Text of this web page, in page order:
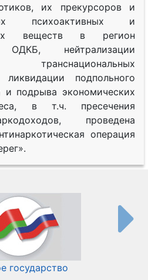
их прекурсоров и
психоактивных и
веществ в регион
ОДКБ, нейтрализации
транснациональных
ликвидации подпольного
и подрыва экономических
в т.ч. пресечения
проведена
операция
государство